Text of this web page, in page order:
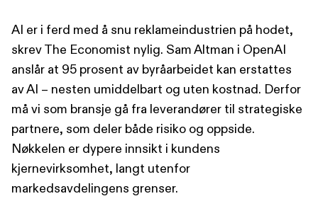
AI er i ferd med å snu reklameindustrien på hodet,
skrev The Economist nylig. Sam Altman i OpenAI
anslår at 95 prosent av byråarbeidet kan erstattes
av AI – nesten umiddelbart og uten kostnad. Derfor
må vi som bransje gå fra leverandører til strategiske
partnere, som deler både risiko og oppside.
Nøkkelen er dypere innsikt i kundens
kjernevirksomhet, langt utenfor
markedsavdelingens grenser.